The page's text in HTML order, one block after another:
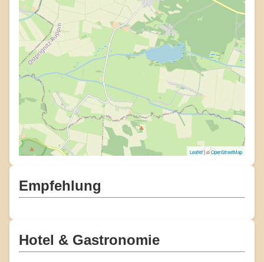
Leaflet| ©OpenStreetMap
Empfehlung
Hotel & Gastronomie